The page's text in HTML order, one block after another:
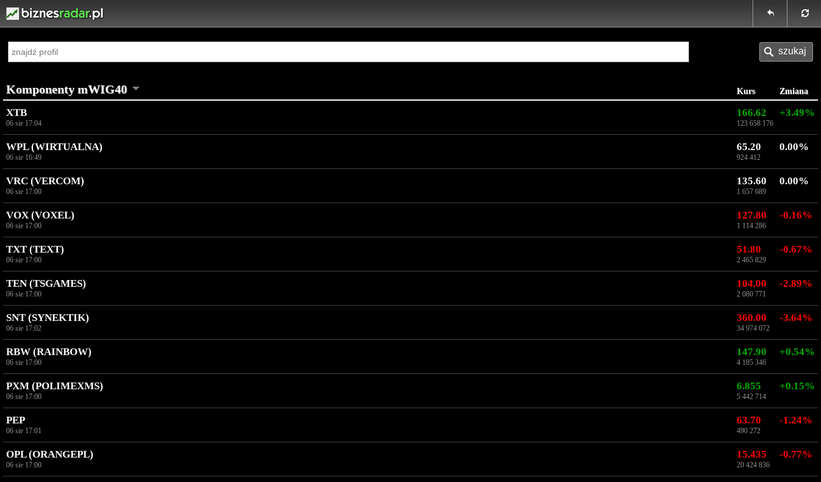
Komponenty mWIG40 Kurs Zmiana
XTB
06 sie 17:04
166.62
123 658 176
+3.49%
WPL (WIRTUALNA)
06 sie 16:49
65.20
924 412
0.00%
VRC (VERCOM)
06 sie 17:00
135.60
1 657 689
0.00%
VOX (VOXEL)
06 sie 17:00
127.80
1 114 286
-0.16%
TXT (TEXT)
06 sie 17:00
51.80
2 465 829
-0.67%
TEN (TSGAMES)
06 sie 17:00
104.00
2 080 771
-2.89%
SNT (SYNEKTIK)
06 sie 17:02
360.00
34 974 072
-3.64%
RBW (RAINBOW)
06 sie 17:00
147.90
4 185 346
+0.54%
PXM (POLIMEXMS)
06 sie 17:00
6.855
5 442 714
+0.15%
PEP
06 sie 17:01
63.70
490 272
-1.24%
OPL (ORANGEPL)
06 sie 17:00
15.435
20 424 836
-0.77%